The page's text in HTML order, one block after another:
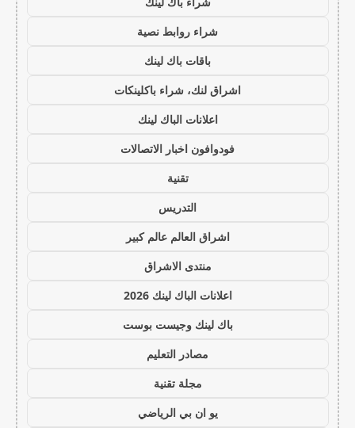
شراء روابط نصية
باقات باك لينك
اشراق لنك، شراء باكلينكات
اعلانات الباك لينك
فودوافون اخبار الاتصالات
تقنية
التدريس
اشراق العالم عالم كبير
منتدى الاشراق
اعلانات الباك لينك 2026
باك لينك وجيست بوست
مصادر التعليم
مجلة تقنية
يو ان بي الرياضي